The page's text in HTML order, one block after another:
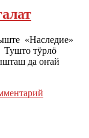
«Наследие»
Тушто тӱрлӧ
да оҥай